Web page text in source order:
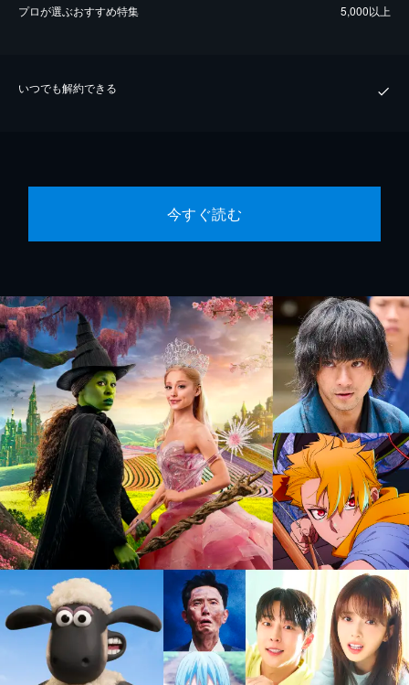
プロが選ぶおすすめ特集 5,000以上
いつでも解約できる
今すぐ読む